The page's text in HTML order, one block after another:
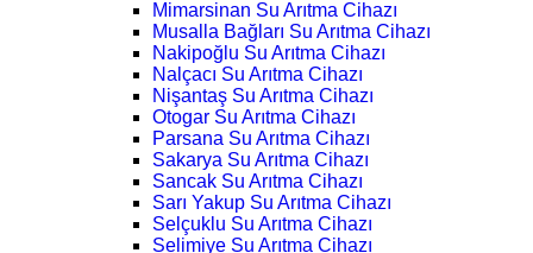
Mimarsinan Su Arıtma Cihazı
Musalla Bağları Su Arıtma Cihazı
Nakipoğlu Su Arıtma Cihazı
Nalçacı Su Arıtma Cihazı
Nişantaş Su Arıtma Cihazı
Otogar Su Arıtma Cihazı
Parsana Su Arıtma Cihazı
Sakarya Su Arıtma Cihazı
Sancak Su Arıtma Cihazı
Sarı Yakup Su Arıtma Cihazı
Selçuklu Su Arıtma Cihazı
Selimiye Su Arıtma Cihazı